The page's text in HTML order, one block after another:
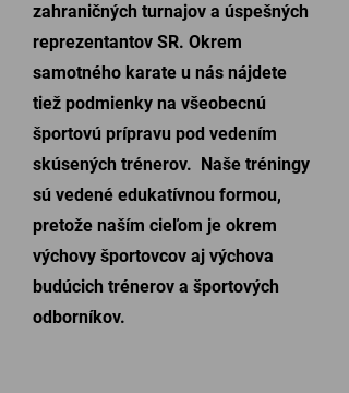
zahraničných turnajov a úspešných
reprezentantov SR. Okrem
samotného karate u nás nájdete
tiež podmienky na všeobecnú
športovú prípravu pod vedením
skúsených trénerov. Naše tréningy
sú vedené edukatívnou formou,
pretože naším cieľom je okrem
výchovy športovcov aj výchova
budúcich trénerov a športových
odborníkov.